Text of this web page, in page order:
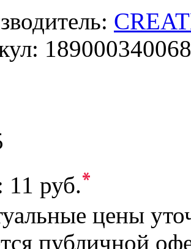
189000340068
11 руб.*
цены
публичной